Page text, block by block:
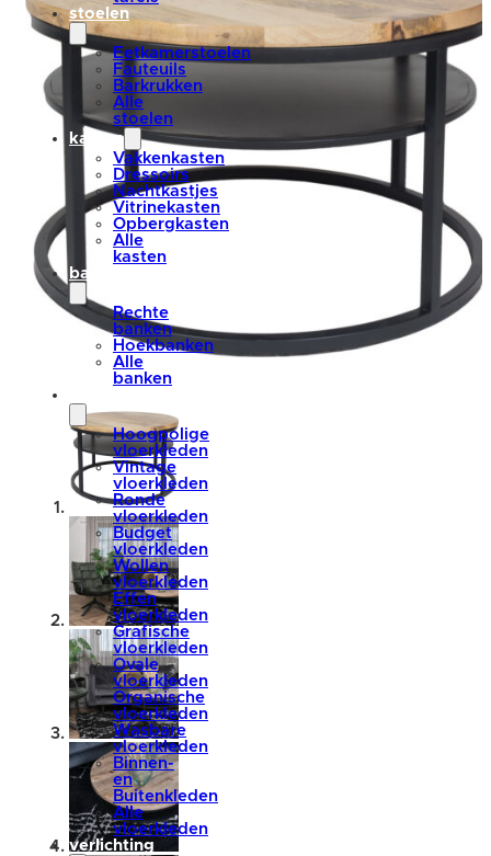
stoelen
Eetkamerstoelen
Fauteuils
Barkrukken
Alle
stoelen
kasten
Vakkenkasten
Dressoirs
Nachtkastjes
Vitrinekasten
Opbergkasten
Alle
kasten
banken
Rechte
banken
Hoekbanken
Alle
banken
Hoogpolige
vloerkleden
Vintage
vloerkleden
Ronde
vloerkleden
Budget
vloerkleden
Wollen
vloerkleden
Effen
vloerkleden
Grafische
vloerkleden
Ovale
vloerkleden
Organische
vloerkleden
Wasbare
vloerkleden
Binnen-
en
Buitenkleden
Alle
vloerkleden
verlichting